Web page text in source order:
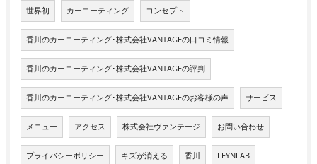
世界初 カーコーティング コンセプト
香川のカーコーティング･株式会社VANTAGEの口コミ情報
香川のカーコーティング･株式会社VANTAGEの評判
香川のカーコーティング･株式会社VANTAGEのお客様の声 サービス
メニュー アクセス 株式会社ヴァンテージ お問い合わせ
プライバシーポリシー キズが消える 香川 FEYNLAB